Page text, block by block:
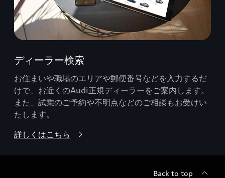
ディーラー検索
お住まいや職場のエリアや郵便番号などを入力するだ
けで、お近くのAudi正規ディーラーをご案内します。
また、試乗のご予約や不明点などのご相談もお受けい
たします。
詳しくはこちら
Back to top